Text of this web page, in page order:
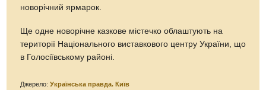
новорічний ярмарок.
Ще одне новорічне казкове містечко облаштують на
території Національного виставкового центру України, що
в Голосіївському районі.
Джерело:Українська правда. Київ